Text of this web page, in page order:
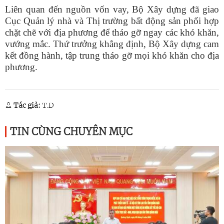
Liên quan đến nguồn vốn vay, Bộ Xây dựng đã giao
Cục Quản lý nhà và Thị trường bất động sản phối hợp
chặt chẽ với địa phương để tháo gỡ ngay các khó khăn,
vướng mắc. Thứ trưởng khẳng định, Bộ Xây dựng cam
kết đồng hành, tập trung tháo gỡ mọi khó khăn cho địa
phương.
Tác giả: T.D
TIN CÙNG CHUYÊN MỤC